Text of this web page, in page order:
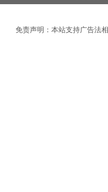
免责声明：本站支持广告法